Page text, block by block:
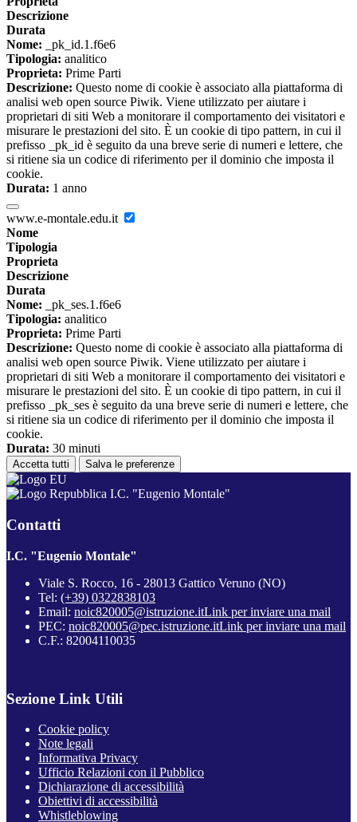
Descrizione
Durata
Nome: _pk_id.1.f6e6
Tipologia: analitico
Proprieta: Prime Parti
Descrizione: Questo nome di cookie è associato alla piattaforma di
analisi web open source Piwik. Viene utilizzato per aiutare i
proprietari di siti Web a monitorare il comportamento dei visitatori e
misurare le prestazioni del sito. È un cookie di tipo pattern, in cui il
prefisso _pk_id è seguito da una breve serie di numeri e lettere, che
si ritiene sia un codice di riferimento per il dominio che imposta il
cookie.
Durata: 1 anno
www.e-montale.edu.it
Nome
Tipologia
Proprieta
Descrizione
Durata
Nome: _pk_ses.1.f6e6
Tipologia: analitico
Proprieta: Prime Parti
Descrizione: Questo nome di cookie è associato alla piattaforma di
analisi web open source Piwik. Viene utilizzato per aiutare i
proprietari di siti Web a monitorare il comportamento dei visitatori e
misurare le prestazioni del sito. È un cookie di tipo pattern, in cui il
prefisso _pk_ses è seguito da una breve serie di numeri e lettere, che
si ritiene sia un codice di riferimento per il dominio che imposta il
cookie.
Durata: 30 minuti
Accetta tutti Salva le preferenze
I.C. "Eugenio Montale"
Contatti
I.C. "Eugenio Montale"
Viale S. Rocco, 16 - 28013 Gattico Veruno (NO)
Tel: (+39) 0322838103
Email: noic820005@istruzione.itLink per inviare una mail
PEC: noic820005@pec.istruzione.itLink per inviare una mail
C.F.: 82004110035
Sezione Link Utili
Cookie policy
Note legali
Informativa Privacy
Ufficio Relazioni con il Pubblico
Dichiarazione di accessibilità
Obiettivi di accessibilità
Whistleblowing